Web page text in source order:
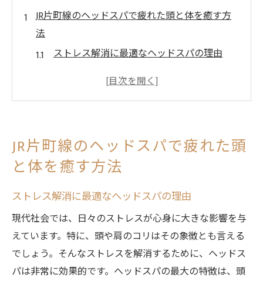
JR片町線のヘッドスパで疲れた頭と体を癒す方
法
ストレス解消に最適なヘッドスパの理由
頭皮マッサージで得られる健康効果
日常に取り入れたいヘッドスパの魅力
リラックスの場所JR片町線沿線のヘッドスパ体
験
JR片町線沿線で体験できる極上の癒し
訪れる価値のあるサロンの特徴
施術前後のおすすめの過ごし方
心身ともにリラックスできる秘訣
JR片町線のヘッドスパで疲れた頭
と体を癒す方法
ストレス解消に最適なヘッドスパの理由
現代社会では、日々のストレスが心身に大きな影響を与
えています。特に、頭や肩のコリはその象徴とも言える
でしょう。そんなストレスを解消するために、ヘッドス
パは非常に効果的です。ヘッドスパの最大の特徴は、頭